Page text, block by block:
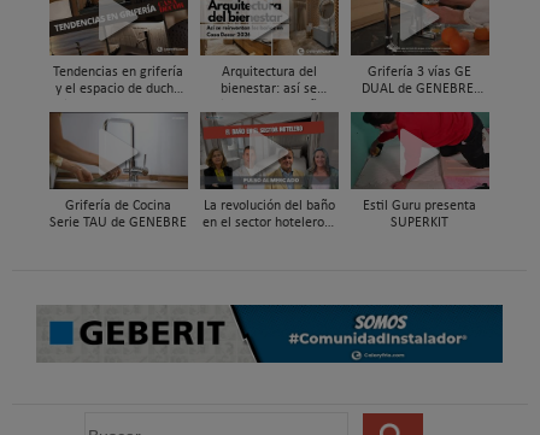
Tendencias en grifería
y el espacio de ducha
2026
Arquitectura del
bienestar: así se
en Casa Decor 2026
Grifería 3 vías GE
DUAL de GENEBRE,
sistemas de filtrado de
agua y ósmosis
Grifería de Cocina
Serie TAU de GENEBRE
La revolución del baño
en el sector hotelero |
Estil Guru presenta
SUPERKIT